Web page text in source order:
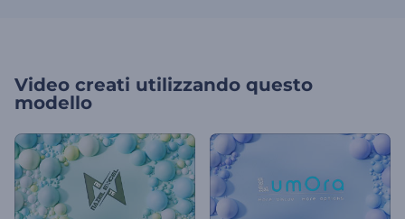
Video creati utilizzando questo
modello